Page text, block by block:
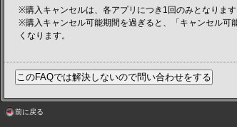
※購入キャンセルは、各アプリにつき1回のみとなります
※購入キャンセル可能期間を過ぎると、「キャンセル可
くなります。
前に戻る